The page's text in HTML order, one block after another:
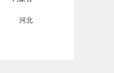
河北